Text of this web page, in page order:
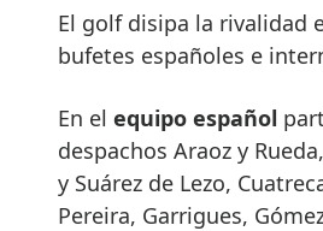
El golf disipa la rivalidad
bufetes españoles e
En el equipo español
despachos Araoz y
y Suárez de Lezo,
Pereira, Garrigues,